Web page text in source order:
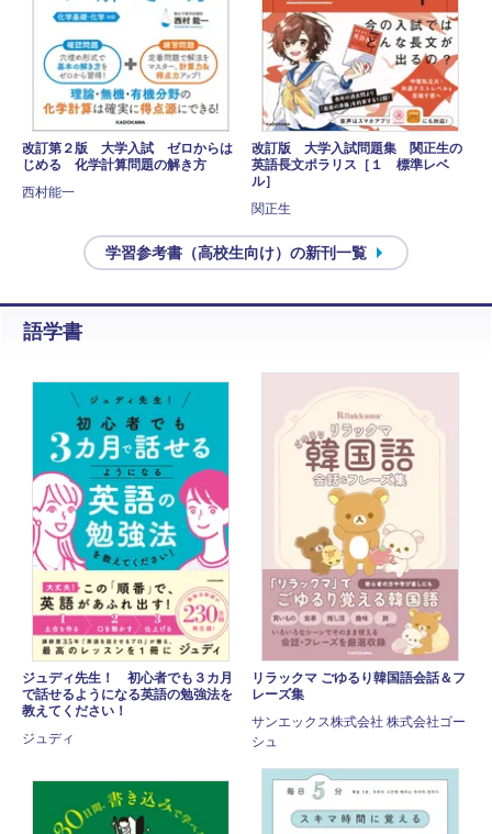
改訂第２版 大学入試 ゼロからは
じめる 化学計算問題の解き方
西村能一
改訂版 大学入試問題集 関正生の
英語長文ポラリス［１ 標準レベ
ル］
関正生
学習参考書（高校生向け）の新刊一覧
語学書
ジュディ先生！ 初心者でも３カ月
で話せるようになる英語の勉強法を
教えてください！
ジュディ
リラックマ ごゆるり韓国語会話＆フ
レーズ集
サンエックス株式会社 株式会社ゴー
シュ